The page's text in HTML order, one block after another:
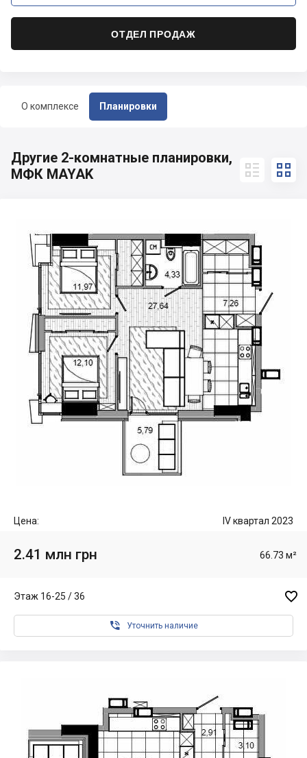
О комплексе Планировки
ОТДЕЛ ПРОДАЖ
Другие 2-комнатные планировки,
МФК MAYAK
 
Цена: IV квартал 2023
2.41 млн грн 66.73 м²
Этаж 16-25 / 36 
 Уточнить наличие